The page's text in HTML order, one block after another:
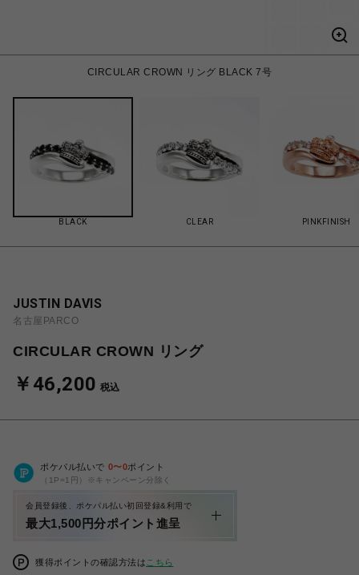
CIRCULAR CROWN リング BLACK 7号
BLACK CLEAR PINKFINISH
JUSTIN DAVIS
名古屋PARCO
CIRCULAR CROWN リング
￥46,200 税込
ポケパル払いで 0〜0ポイント
（1P=1円）※キャンペーン分除く
会員登録後、ポケパル払い初回登録&利用で
最大1,500円分ポイント進呈
獲得ポイントの確認方法は こちら